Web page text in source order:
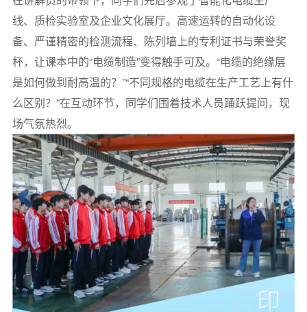
线、质检实验室及企业文化展厅。高速运转的自动化设
备、严谨精密的检测流程、陈列墙上的专利证书与荣誉奖
杯，让课本中的“电缆制造”变得触手可及。“电缆的绝缘层
是如何做到耐高温的？”“不同规格的电缆在生产工艺上有什
么区别？”在互动环节，同学们围着技术人员踊跃提问，现
场气氛热烈。